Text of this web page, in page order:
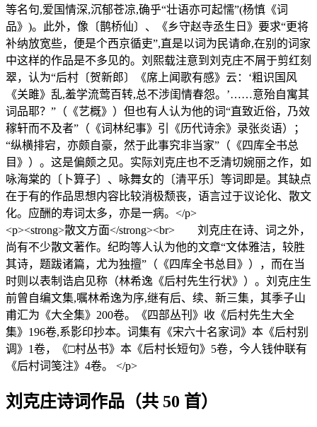
等名句,爱国情深,沉郁苍凉,确乎“壮语亦可起懦”(杨慎《词
品》)。此外，像〔鹊桥仙〕、《乡守赵寺丞生日》要求“更将
补纳放宽些，便是个西京循吏”,直是以词为民请命,在别的词家
中这样的作品是不多见的。刘熙载注意到刘克庄不屑于剪红刻
翠，认为“后村〔贺新郎〕《席上闻歌有感》云：‘粗识国风
《关雎》乱,羞学流莺百转,总不涉闺情春怨。’……意殆自寓其
词品耶？”（《艺概》）但也有人认为他的词“直致近俗，乃效
稼轩而不及者”（《词林纪事》引《历代诗余》录张炎语）；
“纵横排宕，亦颇自豪，然于此事究非当家”（《四库全书总
目》）。这是偏颇之见。实际刘克庄也不乏清切婉丽之作，如
咏海棠的〔卜算子〕、咏舞女的〔清平乐〕等词即是。其缺点
在于有的作品思想内容比较消极颓丧，语言过于议论化、散文
化。应酬的寿词太多，亦是一病。</p>
<p><strong>散文方面</strong><br> 刘克庄在诗、词之外，
尚有不少散文著作。纪昀等人认为他的文章“文体雅洁，较胜
其诗，题跋诸篇，尤为独擅”（《四库全书总目》），而在当
时则以表制诰启见称（林希逸《后村先生行状》）。刘克庄生
前曾自编文集,嘱林希逸为序,继有后、续、新三集，其季子山
甫汇为《大全集》200卷。《四部丛刊》收《后村先生大全
集》196卷,系影印抄本。词集有《宋六十名家词》本《后村别
调》1卷，《□村丛书》本《后村长短句》5卷，今人钱仲联有
《后村词笺注》4卷。 </p>
刘克庄诗词作品（共 50 首）